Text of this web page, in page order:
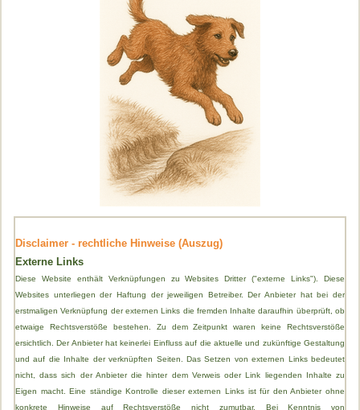
Disclaimer - rechtliche Hinweise (Auszug)
Externe Links
Diese Website enthält Verknüpfungen zu Websites Dritter ("externe Links"). Diese
Websites unterliegen der Haftung der jeweiligen Betreiber. Der Anbieter hat bei der
erstmaligen Verknüpfung der externen Links die fremden Inhalte daraufhin überprüft, ob
etwaige Rechtsverstöße bestehen. Zu dem Zeitpunkt waren keine Rechtsverstöße
ersichtlich. Der Anbieter hat keinerlei Einfluss auf die aktuelle und zukünftige Gestaltung
und auf die Inhalte der verknüpften Seiten. Das Setzen von externen Links bedeutet
nicht, dass sich der Anbieter die hinter dem Verweis oder Link liegenden Inhalte zu
Eigen macht. Eine ständige Kontrolle dieser externen Links ist für den Anbieter ohne
konkrete Hinweise auf Rechtsverstöße nicht zumutbar. Bei Kenntnis von